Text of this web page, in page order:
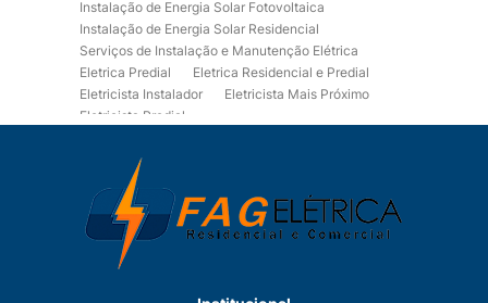
Instalação de Energia Solar Fotovoltaica
Instalação de Energia Solar Residencial
Serviços de Instalação e Manutenção Elétrica
Eletrica Predial
Eletrica Residencial e Predial
Eletricista Instalador
Eletricista Mais Próximo
Eletricista Predial
Eletricista Residencial
Eletricista Residencial E Predial
Eletricistas de Manutenção
Empresa de Instalações Elétricas
Empresa de Manutenção Eletrica
Empresa de Prestação de Serviços Eletricos